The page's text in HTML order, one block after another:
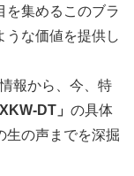
を集めるこのブラ
うな価値を提供し
報から、今、特
DT」 の具体
生の声までを深掘